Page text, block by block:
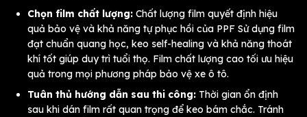
Chọn film chất lượng: Chất lượng film quyết định hiệu
quả bảo vệ và khả năng tự phục hồi của PPF Sử dụng film
đạt chuẩn quang học, keo self-healing và khả năng thoát
khí tốt giúp duy trì tuổi thọ. Film chất lượng cao tối ưu hiệu
quả trong mọi phương pháp bảo vệ xe ô tô.
Tuân thủ hướng dẫn sau thi công: Thời gian ổn định
sau khi dán film rất quan trọng để keo bám chắc. Tránh